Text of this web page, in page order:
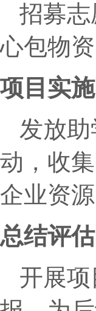
招募
心包物资
项目实
发放
动，收
企业资
总结评
开展